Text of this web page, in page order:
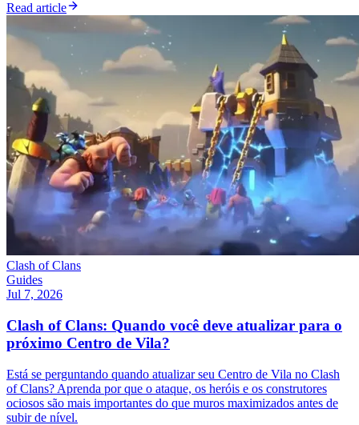
Read article
Clash of Clans
Guides
Jul 7, 2026
Clash of Clans: Quando você deve atualizar para o
próximo Centro de Vila?
Está se perguntando quando atualizar seu Centro de Vila no Clash
of Clans? Aprenda por que o ataque, os heróis e os construtores
ociosos são mais importantes do que muros maximizados antes de
subir de nível.